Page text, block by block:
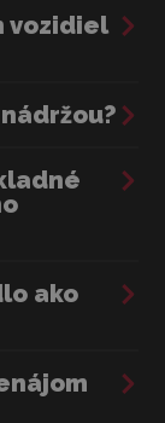
vozidiel
ako